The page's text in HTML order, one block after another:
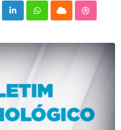
LinkedInWhatsappCloud